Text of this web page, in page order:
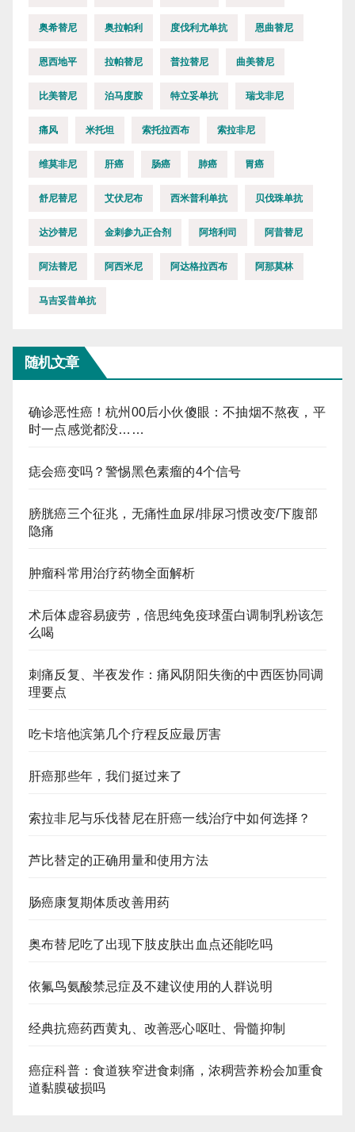
奥希替尼 奥拉帕利 度伐利尤单抗 恩曲替尼
恩西地平 拉帕替尼 普拉替尼 曲美替尼
比美替尼 泊马度胺 特立妥单抗 瑞戈非尼
痛风 米托坦 索托拉西布 索拉非尼
维莫非尼 肝癌 肠癌 肺癌 胃癌
舒尼替尼 艾伏尼布 西米普利单抗 贝伐珠单抗
达沙替尼 金刺参九正合剂 阿培利司 阿昔替尼
阿法替尼 阿西米尼 阿达格拉西布 阿那莫林
马吉妥昔单抗
随机文章
确诊恶性癌！杭州00后小伙傻眼：不抽烟不熬夜，平
时一点感觉都没……
痣会癌变吗？警惕黑色素瘤的4个信号
膀胱癌三个征兆，无痛性血尿/排尿习惯改变/下腹部
隐痛
肿瘤科常用治疗药物全面解析
术后体虚容易疲劳，倍思纯免疫球蛋白调制乳粉该怎
么喝
刺痛反复、半夜发作：痛风阴阳失衡的中西医协同调
理要点
吃卡培他滨第几个疗程反应最厉害
肝癌那些年，我们挺过来了
索拉非尼与乐伐替尼在肝癌一线治疗中如何选择？
芦比替定的正确用量和使用方法
肠癌康复期体质改善用药
奥布替尼吃了出现下肢皮肤出血点还能吃吗
依氟鸟氨酸禁忌症及不建议使用的人群说明
经典抗癌药西黄丸、改善恶心呕吐、骨髓抑制
癌症科普：食道狭窄进食刺痛，浓稠营养粉会加重食
道黏膜破损吗